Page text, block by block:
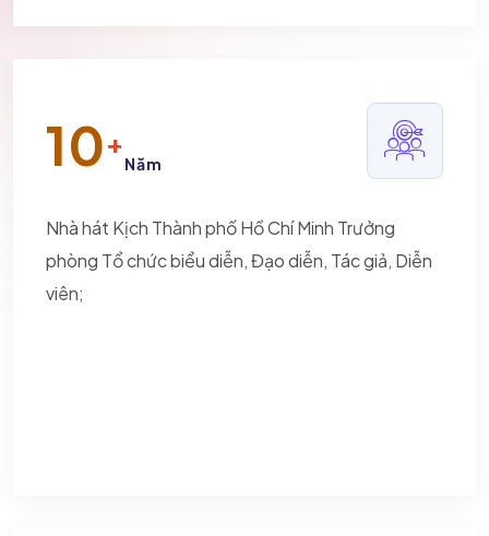
10+
Năm
Nhà hát Kịch Thành phố Hồ Chí Minh Trưởng
phòng Tổ chức biểu diễn, Đạo diễn, Tác giả, Diễn
viên;